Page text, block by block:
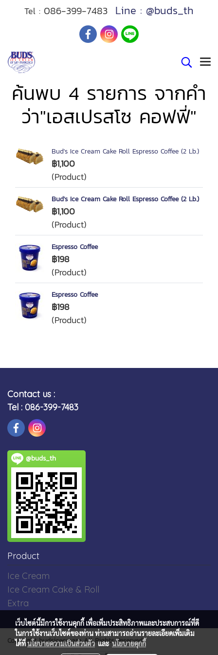
Tel : 086-399-7483 Line : @buds_th
ค้นพบ 4 รายการ จากคำ
ว่า"เอสเปรสโซ คอฟฟี่"
Bud's Ice Cream Cake Roll Espresso Coffee (2 Lb.)
฿1,100
(Product)
Bud's Ice Cream Cake Roll Espresso Coffee (2 Lb.)
฿1,100
(Product)
Espresso Coffee
฿198
(Product)
Espresso Coffee
฿198
(Product)
Contact us :
Tel : 086-399-7483
@buds_th
Product
Ice Cream
Ice Cream Cake & Roll
Extra
Copyright budsicecream All Rights Reserved
เว็บไซต์นี้มีการใช้งานคุกกี้ เพื่อเพิ่มประสิทธิภาพและประสบการณ์ที่ดี
ในการใช้งานเว็บไซต์ของท่าน ท่านสามารถอ่านรายละเอียดเพิ่มเติม
ได้ที่นโยบายความเป็นส่วนตัวและนโยบายคุกกี้